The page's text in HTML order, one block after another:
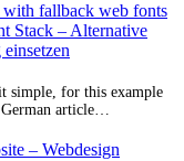
fallback web fonts
Stack – Alternative
simple, for this example
article…
– Webdesign